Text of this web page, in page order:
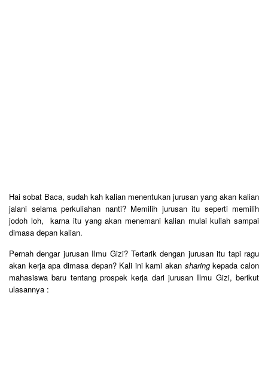
Hai sobat Baca, sudah kah kalian menentukan jurusan yang akan kalian
jalani selama perkuliahan nanti? Memilih jurusan itu seperti memilih
jodoh loh, karna itu yang akan menemani kalian mulai kuliah sampai
dimasa depan kalian.
Pernah dengar jurusan Ilmu Gizi? Tertarik dengan jurusan itu tapi ragu
akan kerja apa dimasa depan? Kali ini kami akan sharingkepada calon
mahasiswa baru tentang prospek kerja dari jurusan Ilmu Gizi, berikut
ulasannya :